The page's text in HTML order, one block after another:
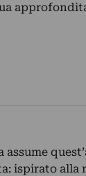
ispirato alla